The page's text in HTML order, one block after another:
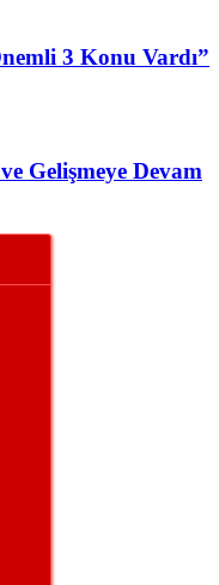
3 Konu Vardı”
Gelişmeye Devam